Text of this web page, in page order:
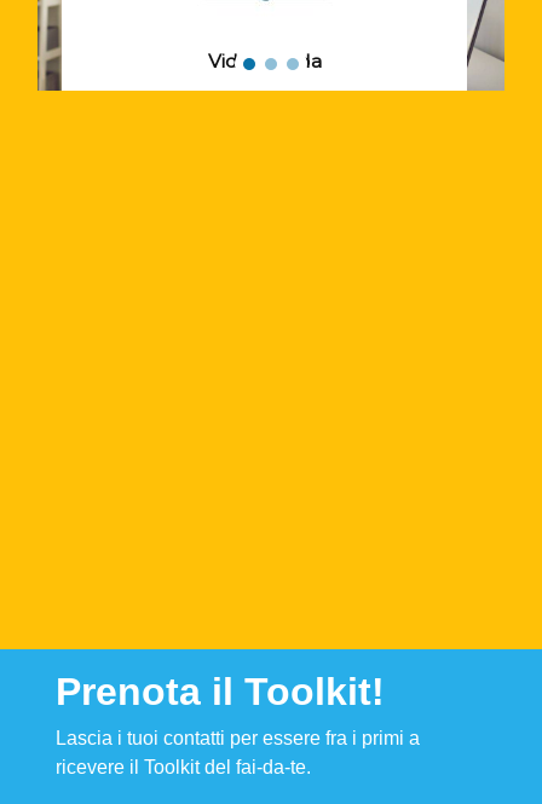
Video guida
Prenota il Toolkit!
Lascia i tuoi contatti per essere fra i primi a
ricevere il Toolkit del fai-da-te.